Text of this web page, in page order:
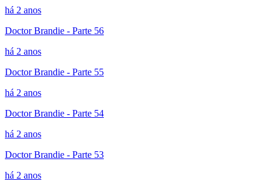
há 2 anos
Doctor Brandie - Parte 56
há 2 anos
Doctor Brandie - Parte 55
há 2 anos
Doctor Brandie - Parte 54
há 2 anos
Doctor Brandie - Parte 53
há 2 anos